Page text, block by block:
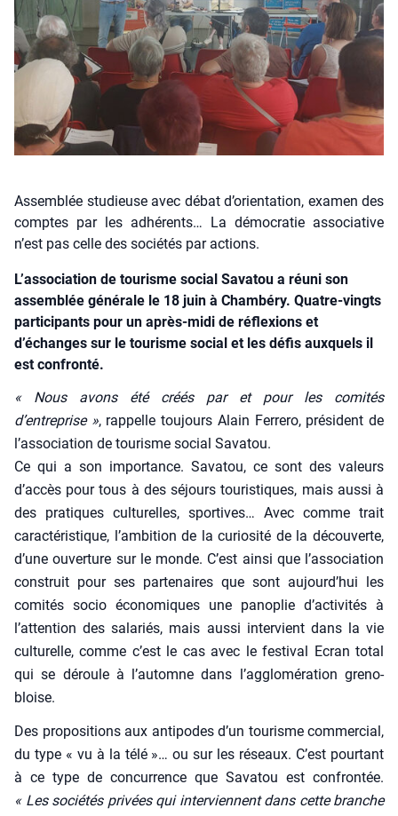
Assemblée studieuse avec débat d’orientation, examen des
comptes par les adhérents… La démocratie associative
n’est pas celle des sociétés par actions.
L’association de tourisme social Savatou a réuni son
assemblée générale le 18 juin à Chambéry. Quatre-vingts
participants pour un après-midi de réflexions et
d’échanges sur le tourisme social et les défis auxquels il
est confronté.
« Nous avons été créés par et pour les comi­tés
d’entreprise », rap­pelle tou­jours Alain Fer­re­ro, pré­sident de
l’association de tou­risme social Sava­tou.
Ce qui a son impor­tance. Sava­tou, ce sont des valeurs
d’accès pour tous à des séjours tou­ris­tiques, mais aus­si à
des pra­tiques cultu­relles, spor­tives… Avec comme trait
carac­té­ris­tique, l’ambition de la curio­si­té de la décou­verte,
d’une ouver­ture sur le monde. C’est ain­si que l’association
construit pour ses par­te­naires que sont aujourd’hui les
comi­tés socio éco­no­miques une pano­plie d’activités à
l’attention des sala­riés, mais aus­si inter­vient dans la vie
cultu­relle, comme c’est le cas avec le fes­ti­val Ecran total
qui se déroule à l’automne dans l’agglomération gre­no­
bloise.
Des pro­po­si­tions aux anti­podes d’un tou­risme com­mer­cial,
du type « vu à la télé »… ou sur les réseaux. C’est pour­tant
à ce type de concur­rence que Sava­tou est confron­tée.
« Les socié­tés pri­vées qui inter­viennent dans cette branche